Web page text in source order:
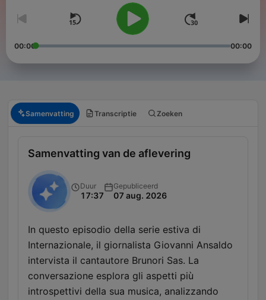
Produzione di Claudio Balboni e Vincenzo De Simone.
Consulenza editoriale Chiara Nielsen. Musiche di Tommaso
00:00 00:00
Samenvatting Transcriptie Zoeken
Samenvatting van de aflevering
Duur
17:37
Gepubliceerd
07 aug. 2026
In questo episodio della serie estiva di
Internazionale, il giornalista Giovanni Ansaldo
intervista il cantautore Brunori Sas. La
conversazione esplora gli aspetti più
introspettivi della sua musica, analizzando